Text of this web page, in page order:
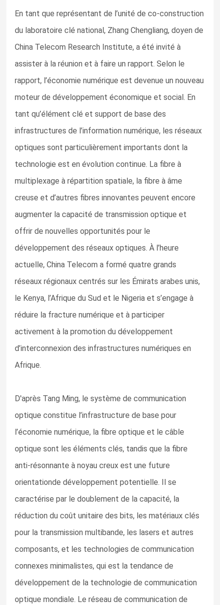
En tant que représentant de l’unité de co-construction
du laboratoire clé national, Zhang Chengliang, doyen de
China Telecom Research Institute, a été invité à
assister à la réunion et à faire un rapport. Selon le
rapport, l’économie numérique est devenue un nouveau
moteur de développement économique et social. En
tant qu’élément clé et support de base des
infrastructures de l’information numérique, les réseaux
optiques sont particulièrement importants dont la
technologie est en évolution continue. La fibre à
multiplexage à répartition spatiale, la fibre à âme
creuse et d’autres fibres innovantes peuvent encore
augmenter la capacité de transmission optique et
offrir de nouvelles opportunités pour le
développement des réseaux optiques. À l’heure
actuelle, China Telecom a formé quatre grands
réseaux régionaux centrés sur les Émirats arabes unis,
le Kenya, l’Afrique du Sud et le Nigeria et s’engage à
réduire la fracture numérique et à participer
activement à la promotion du développement
d’interconnexion des infrastructures numériques en
Afrique.
D'après Tang Ming, le système de communication
optique constitue l’infrastructure de base pour
l’économie numérique, la fibre optique et le câble
optique sont les éléments clés, tandis que la fibre
anti-résonnante à noyau creux est une future
orientationde développement potentielle. Il se
caractérise par le doublement de la capacité, la
réduction du coût unitaire des bits, les matériaux clés
pour la transmission multibande, les lasers et autres
composants, et les technologies de communication
connexes minimalistes, qui est la tendance de
développement de la technologie de communication
optique mondiale. Le réseau de communication de